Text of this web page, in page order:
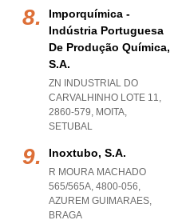
Imporquímica -
Indústria Portuguesa
De Produção Química,
S.a.
ZN INDUSTRIAL DO
CARVALHINHO LOTE 11,
2860-579, MOITA,
SETUBAL
Inoxtubo, S.a.
R MOURA MACHADO
565/565A, 4800-056,
AZUREM GUIMARAES,
BRAGA